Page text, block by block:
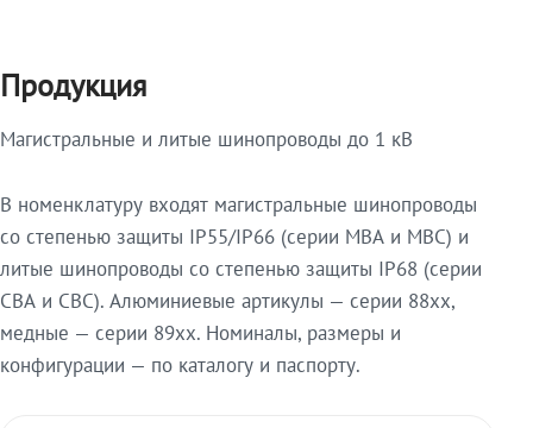
Продукция
Магистральные и литые шинопроводы до 1 кВ
В номенклатуру входят магистральные шинопроводы
со степенью защиты IP55/IP66 (серии МВА и МВС) и
литые шинопроводы со степенью защиты IP68 (серии
СВА и СВС). Алюминиевые артикулы — серии 88xx,
медные — серии 89xx. Номиналы, размеры и
конфигурации — по каталогу и паспорту.